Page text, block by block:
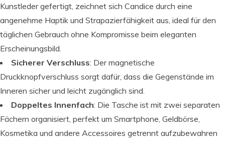
Kunstleder gefertigt, zeichnet sich Candice durch eine
angenehme Haptik und Strapazierfähigkeit aus, ideal für den
täglichen Gebrauch ohne Kompromisse beim eleganten
Erscheinungsbild.
Sicherer Verschluss: Der magnetische
Druckknopfverschluss sorgt dafür, dass die Gegenstände im
Inneren sicher und leicht zugänglich sind.
Doppeltes Innenfach: Die Tasche ist mit zwei separaten
Fächern organisiert, perfekt um Smartphone, Geldbörse,
Kosmetika und andere Accessoires getrennt aufzubewahren